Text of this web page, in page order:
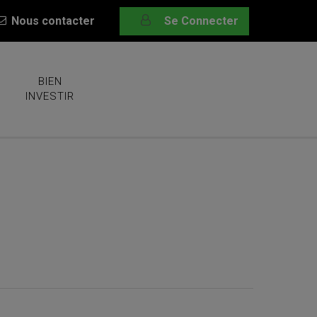
Nous contacter Se Connecter
BIEN
INVESTIR